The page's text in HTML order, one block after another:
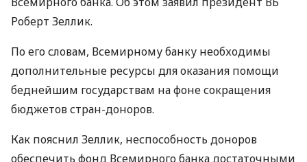
Роберт Зеллик.
По его словам, Всемирному банку необходимы
дополнительные ресурсы для оказания помощи
беднейшим государствам на фоне сокращения
бюджетов стран-доноров.
Как пояснил Зеллик, неспособность доноров
обеспечить фонд Всемирного банка достаточными